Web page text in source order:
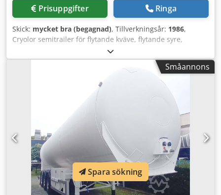
Prisuppgifter Ringa
Skick: mycket bra (begagnad), Tillverkningsår: 1986,
Cryolor semitrailer för flytande kväve, flytande syre,
flytande argon, gas, CO₂ Tillverkare: Cryolor, Frankrike
Årsmodell: 1986 Typ: EFM 17000 Total kapacitet: 17 410
liter Tomvikt: 10 050 kg Totalvikt: 22 000 kg Arbetstryck: 20
bar Provningstryck: 27,32 bar Tankkod: R 27.3BN Isolering:
vakuumisolerad Släpet är lämpligt för transport och
lagring av djupkylda, flytande gaser såsom kväve, syre,
argon eller CO₂. Cedpfx Ajwmmakjc Isrf Vi tar gärna fram
ett erbjudande för dig eller ger dig ytterligare information.
Kontakta oss gärna för mer information eller för att boka
en visning.
Småannons
Spara sökning